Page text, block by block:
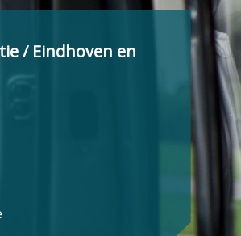
/ Eindhoven en